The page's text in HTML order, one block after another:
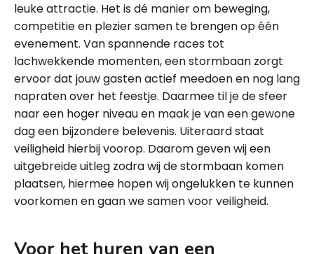
leuke attractie. Het is dé manier om beweging,
competitie en plezier samen te brengen op één
evenement. Van spannende races tot
lachwekkende momenten, een stormbaan zorgt
ervoor dat jouw gasten actief meedoen en nog lang
napraten over het feestje. Daarmee til je de sfeer
naar een hoger niveau en maak je van een gewone
dag een bijzondere belevenis. Uiteraard staat
veiligheid hierbij voorop. Daarom geven wij een
uitgebreide uitleg zodra wij de stormbaan komen
plaatsen, hiermee hopen wij ongelukken te kunnen
voorkomen en gaan we samen voor veiligheid.
Voor het huren van een